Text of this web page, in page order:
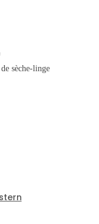
sèche-linge